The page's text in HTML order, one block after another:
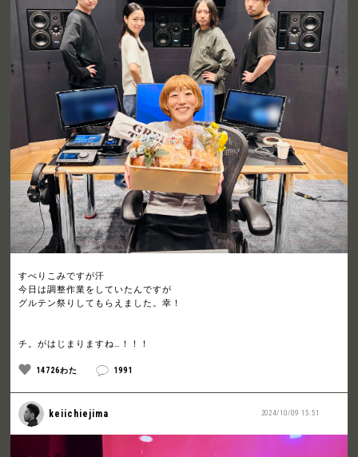
すべりこみですが汗
今日は調整作業をしていたんですが
グルテン祭りしてもらえました。幸！
チ。がはじまりますね…！！！
14726わた 1991
2024/10/09 15:51
keiichiejima